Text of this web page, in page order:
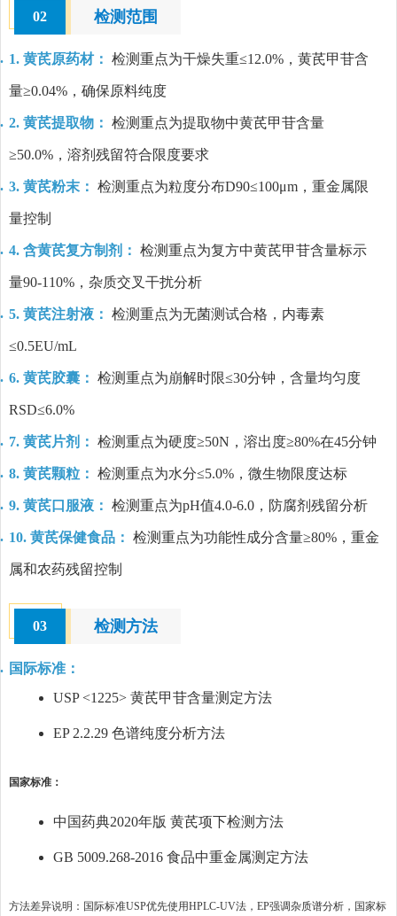
02 检测范围
1. 黄芪原药材： 检测重点为干燥失重≤12.0%，黄芪甲苷含
量≥0.04%，确保原料纯度
2. 黄芪提取物： 检测重点为提取物中黄芪甲苷含量
≥50.0%，溶剂残留符合限度要求
3. 黄芪粉末： 检测重点为粒度分布D90≤100μm，重金属限
量控制
4. 含黄芪复方制剂： 检测重点为复方中黄芪甲苷含量标示
量90-110%，杂质交叉干扰分析
5. 黄芪注射液： 检测重点为无菌测试合格，内毒素
≤0.5EU/mL
6. 黄芪胶囊： 检测重点为崩解时限≤30分钟，含量均匀度
RSD≤6.0%
7. 黄芪片剂： 检测重点为硬度≥50N，溶出度≥80%在45分钟
8. 黄芪颗粒： 检测重点为水分≤5.0%，微生物限度达标
9. 黄芪口服液： 检测重点为pH值4.0-6.0，防腐剂残留分析
10. 黄芪保健食品： 检测重点为功能性成分含量≥80%，重金
属和农药残留控制
03 检测方法
国际标准：
USP <1225> 黄芪甲苷含量测定方法
EP 2.2.29 色谱纯度分析方法
国家标准：
中国药典2020年版 黄芪项下检测方法
GB 5009.268-2016 食品中重金属测定方法
方法差异说明：国际标准USP优先使用HPLC-UV法，EP强调杂质谱分析，国家标